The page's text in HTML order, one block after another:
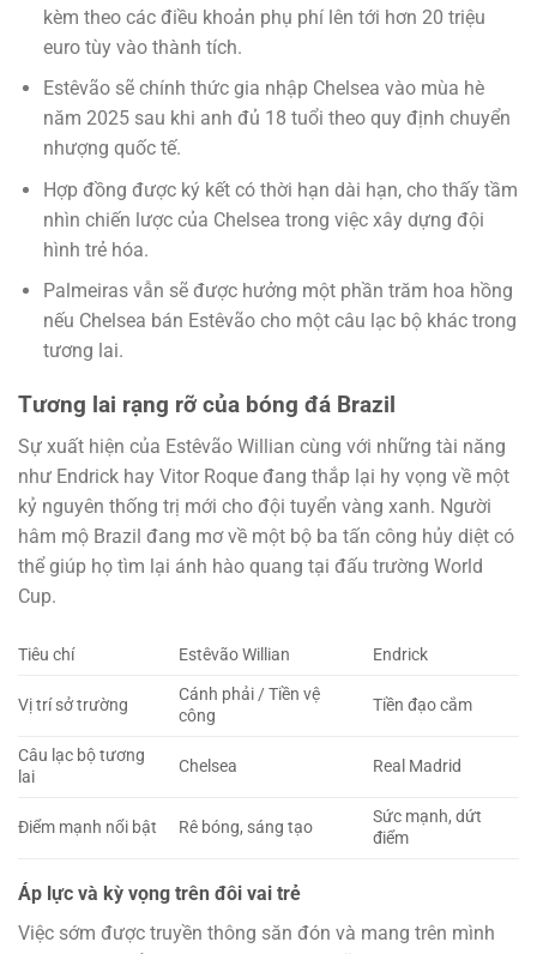
kèm theo các điều khoản phụ phí lên tới hơn 20 triệu
euro tùy vào thành tích.
Estêvão sẽ chính thức gia nhập Chelsea vào mùa hè
năm 2025 sau khi anh đủ 18 tuổi theo quy định chuyển
nhượng quốc tế.
Hợp đồng được ký kết có thời hạn dài hạn, cho thấy tầm
nhìn chiến lược của Chelsea trong việc xây dựng đội
hình trẻ hóa.
Palmeiras vẫn sẽ được hưởng một phần trăm hoa hồng
nếu Chelsea bán Estêvão cho một câu lạc bộ khác trong
tương lai.
Tương lai rạng rỡ của bóng đá Brazil
Sự xuất hiện của Estêvão Willian cùng với những tài năng
như Endrick hay Vitor Roque đang thắp lại hy vọng về một
kỷ nguyên thống trị mới cho đội tuyển vàng xanh. Người
hâm mộ Brazil đang mơ về một bộ ba tấn công hủy diệt có
thể giúp họ tìm lại ánh hào quang tại đấu trường World
Cup.
Tiêu chí Estêvão Willian Endrick
Vị trí sở trường
Cánh phải / Tiền vệ
công
Tiền đạo cắm
Câu lạc bộ tương
lai
Chelsea Real Madrid
Điểm mạnh nổi bật Rê bóng, sáng tạo
Sức mạnh, dứt
điểm
Áp lực và kỳ vọng trên đôi vai trẻ
Việc sớm được truyền thông săn đón và mang trên mình